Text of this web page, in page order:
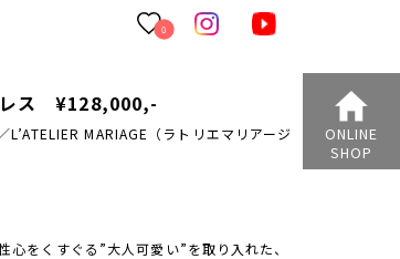
0
レス ¥128,000,-
L’ATELIER MARIAGE（ラトリエマリアージ
心をくすぐる”大人可愛い”を取り入れた、
ONLINE
SHOP